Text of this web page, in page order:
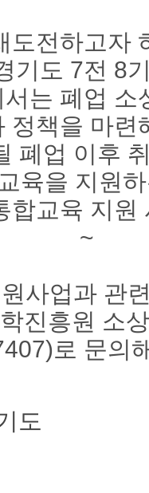
도전하고자
기도 7전 8
는 폐업 소
정책을 마련
폐업 이후
교육을 지원
합교육 지원
~
사업과 관
진흥원 소
로 문의
도